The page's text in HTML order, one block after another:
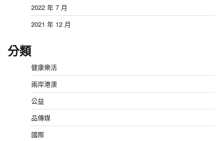
2022 年 7 月
2021 年 12 月
分類
健康樂活
兩岸港澳
公益
品傳媒
國際